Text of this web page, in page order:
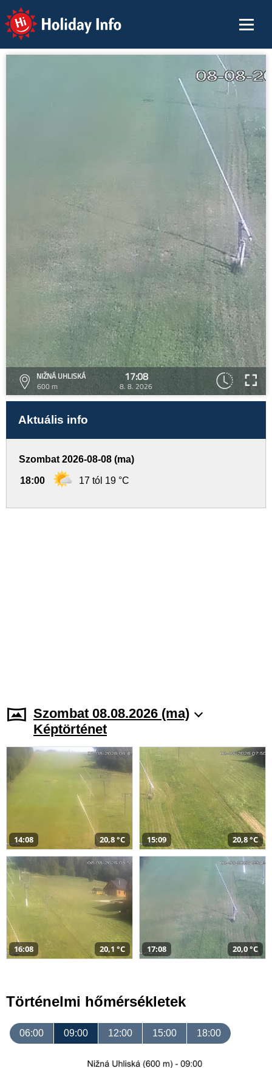
Holiday Info
NIŽNÁ UHLISKÁ
600 m
17:08
8. 8. 2026
Aktuális info
Szombat 2026-08-08 (ma)
18:00 17 tól 19 °C
Szombat 08.08.2026 (ma)
Képtörténet
14:08 20,8 °C 15:09 20,8 °C
16:08 20,1 °C 17:08 20,0 °C
Történelmi hőmérsékletek
06:00 09:00 12:00 15:00 18:00